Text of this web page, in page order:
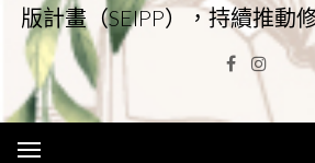
版計畫（SEIPP），持續推動
Facebook